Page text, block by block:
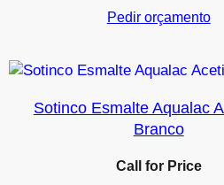
Pedir orçamento
Sotinco Esmalte Aqualac
Branco
Call for Price